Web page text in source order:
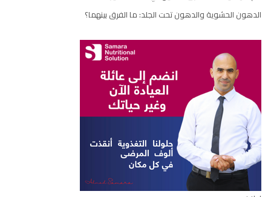
الدهون الحشوية والدهون تحت الجلد: ما الفرق بينهما؟